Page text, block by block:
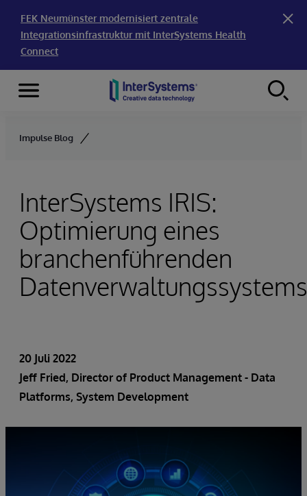
FEK Neumünster modernisiert zentrale
Integrationsinfrastruktur mit InterSystems Health
Connect
Skip to content
Menu
Impulse Blog
InterSystems IRIS:
Optimierung eines
branchenführenden
Datenverwaltungssystems
20 Juli 2022
Jeff Fried, Director of Product Management - Data
Platforms, System Development